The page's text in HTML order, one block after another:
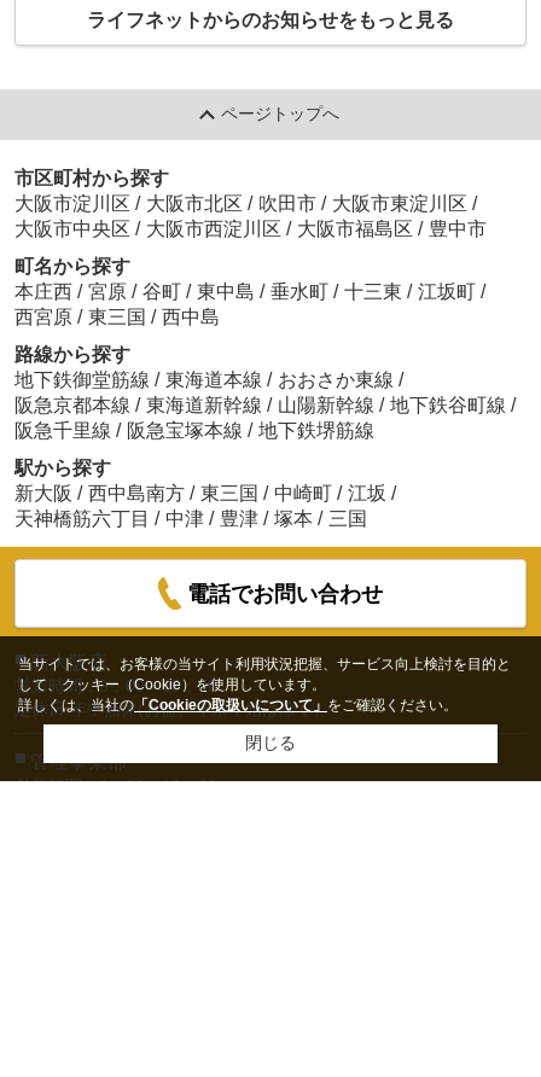
は大阪市での居住経
験者100人を...
ない」と焦っていま
せんか？ 単身赴任の
しては、保険業法、
金融サービスの提供
ライフネットからのお知らせをもっと見る
ページトップへ
市区町村から探す
大阪市淀川区 / 大阪市北区 / 吹田市 / 大阪市東淀川区 /
大阪市中央区 / 大阪市西淀川区 / 大阪市福島区 / 豊中市
町名から探す
本庄西 / 宮原 / 谷町 / 東中島 / 垂水町 / 十三東 / 江坂町 /
西宮原 / 東三国 / 西中島
路線から探す
地下鉄御堂筋線 / 東海道本線 / おおさか東線 /
阪急京都本線 / 東海道新幹線 / 山陽新幹線 / 地下鉄谷町線 /
阪急千里線 / 阪急宝塚本線 / 地下鉄堺筋線
駅から探す
新大阪 / 西中島南方 / 東三国 / 中崎町 / 江坂 /
天神橋筋六丁目 / 中津 / 豊津 / 塚本 / 三国
電話でお問い合わせ
■新大阪店
営業時間：9：00～19：00
定休日:年中無休(お盆、年末年始は除く）
■ 管理事業部
営業時間：9：00～19：00
当サイトでは、お客様の当サイト利用状況把握、サービス向上検討を目的と
して、クッキー（Cookie）を使用しています。
詳しくは、当社の「Cookieの取扱いについて」 をご確認ください。
閉じる